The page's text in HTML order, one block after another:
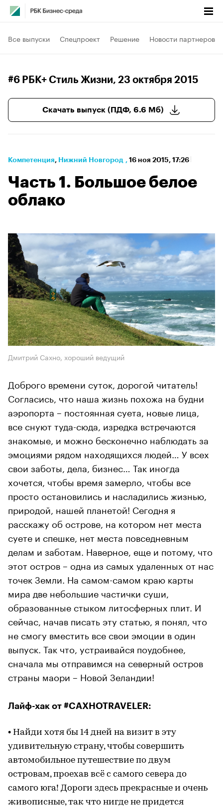
Все выпуски Спецпроект Решение Новости партнеров
#6 РБК+ Стиль Жизни, 23 октября 2015
Скачать выпуск (ПДФ, 6.6 Мб)
Компетенция⁠, Нижний Новгород , 16 ноя 2015, 17:26
Часть 1. Большое белое
облако
Дмитрий Сахно, хороший ведущий
Доброго времени суток, дорогой читатель!
Согласись, что наша жизнь похожа на будни
аэропорта – постоянная суета, новые лица,
все снуют туда-сюда, изредка встречаются
знакомые, и можно бесконечно наблюдать за
эмоциями рядом находящихся людей… У всех
свои заботы, дела, бизнес… Так иногда
хочется, чтобы время замерло, чтобы все
просто остановились и насладились жизнью,
природой, нашей планетой! Сегодня я
расскажу об острове, на котором нет места
суете и спешке, нет места повседневным
делам и заботам. Наверное, еще и потому, что
этот остров – одна из самых удаленных от нас
точек Земли. На самом-самом краю карты
мира две небольшие частички суши,
образованные стыком литосферных плит. И
сейчас, начав писать эту статью, я понял, что
не смогу вместить все свои эмоции в один
выпуск. Так что, устраивайся поудобнее,
сначала мы отправимся на северный остров
страны маори – Новой Зеландии!
Лайф-хак от #CAXHOTRAVELER:
• Найди хотя бы 14 дней на визит в эту
удивительную страну, чтобы совершить
автомобильное путешествие по двум
островам, проехав всё с самого севера до
самого юга! Дороги здесь прекрасные и очень
живописные, так что нигде не придется